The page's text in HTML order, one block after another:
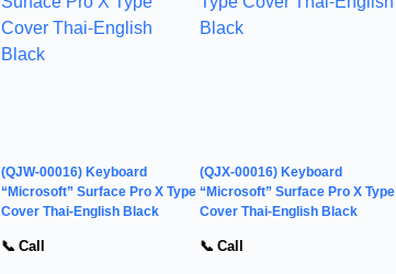
(QJW-00016) Keyboard
“Microsoft” Surface Pro X Type
Cover Thai-English Black
📞 Call
(QJX-00016) Keyboard
“Microsoft” Surface Pro X Type
Cover Thai-English Black
📞 Call